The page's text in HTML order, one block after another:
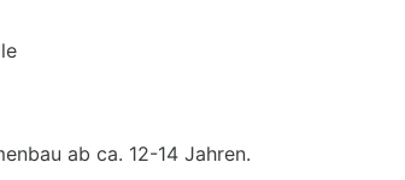
ab ca. 12-14 Jahren.